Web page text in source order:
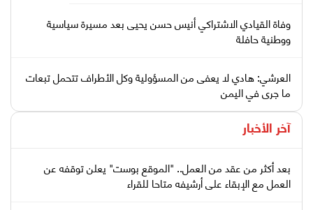
وفاة القيادي الاشتراكي أنيس حسن يحيى بعد مسيرة سياسية
ووطنية حافلة
العرشي: هادي لا يعفى من المسؤولية وكل الأطراف تتحمل تبعات
ما جرى في اليمن
آخر الأخبار
بعد أكثر من عقد من العمل.. "الموقع بوست" يعلن توقفه عن
العمل مع الإبقاء على أرشيفه متاحا للقراء